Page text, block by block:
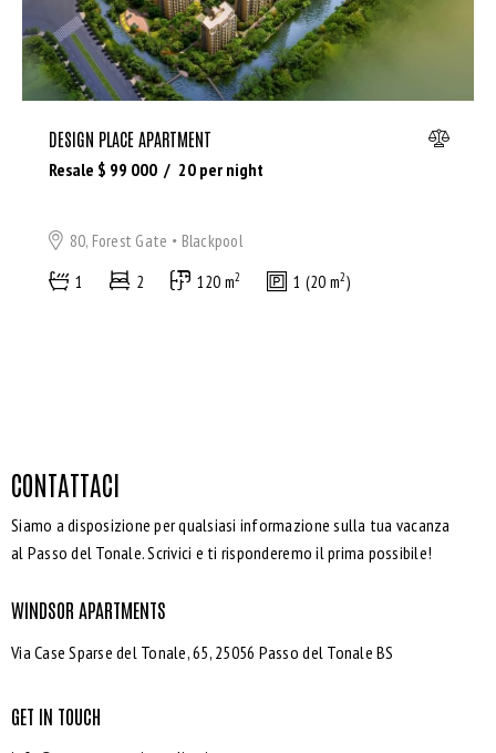
DESIGN PLACE APARTMENT
Resale $ 99 000 20 per night
80, Forest Gate
Blackpool
1
2 120 m2 1 (20 m2)
CONTATTACI
Siamo a disposizione per qualsiasi informazione sulla tua vacanza
al Passo del Tonale. Scrivici e ti risponderemo il prima possibile!
WINDSOR APARTMENTS
Via Case Sparse del Tonale, 65, 25056 Passo del Tonale BS
GET IN TOUCH